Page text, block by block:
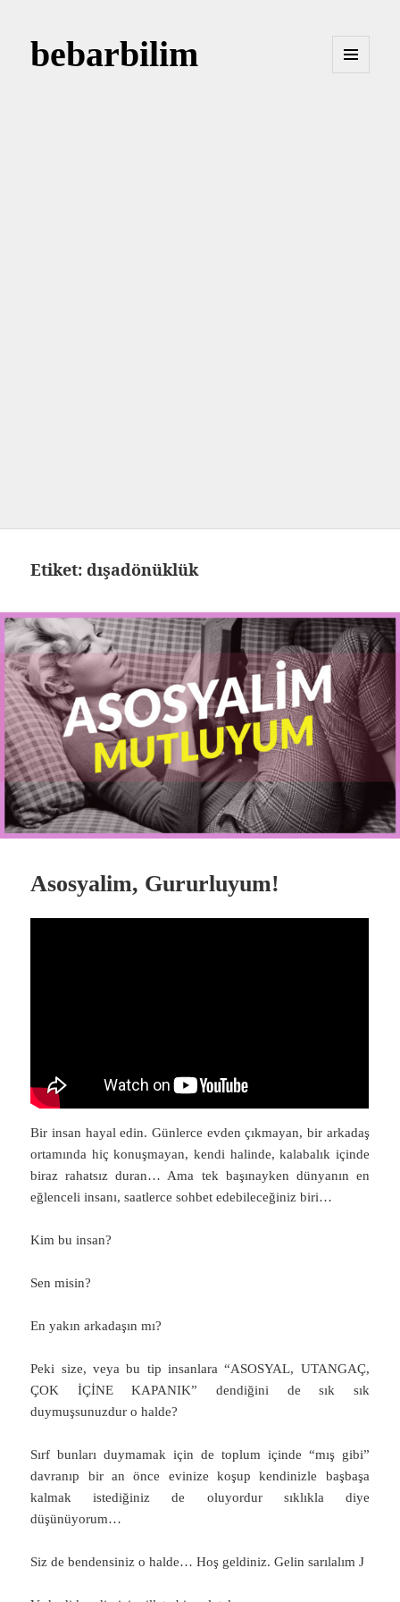
bebarbilim
Etiket:dışadönüklük
Asosyalim, Gururluyum!
Bir insan hayal edin. Günlerce evden çıkmayan, bir arkadaş
ortamında hiç konuşmayan, kendi halinde, kalabalık içinde
biraz rahatsız duran… Ama tek başınayken dünyanın en
eğlenceli insanı, saatlerce sohbet edebileceğiniz biri…
Kim bu insan?
Sen misin?
En yakın arkadaşın mı?
Peki size, veya bu tip insanlara “ASOSYAL, UTANGAÇ,
ÇOK İÇİNE KAPANIK” dendiğini de sık sık
duymuşsunuzdur o halde?
Sırf bunları duymamak için de toplum içinde “mış gibi”
davranıp bir an önce evinize koşup kendinizle başbaşa
kalmak istediğiniz de oluyordur sıklıkla diye
düşünüyorum…
Siz de bendensiniz o halde… Hoş geldiniz. Gelin sarılalım J